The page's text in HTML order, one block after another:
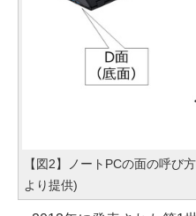
【図2】ノートPCの面の呼び
より提供)